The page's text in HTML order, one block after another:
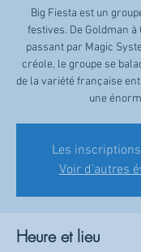
Big Fiesta est un
festives. De Goldman
passant par Magic
créole, le groupe se
de la variété française
une
Les
Voir d'autres
Heure et lieu